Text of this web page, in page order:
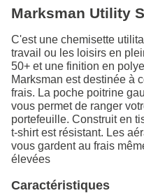
Marksman Utility
C'est une chemisette
travail ou les loisirs en
50+ et une finition en
Marksman est destinée à
frais. La poche poitrine
vous permet de ranger
portefeuille. Construit en
t-shirt est résistant. Les
vous gardent au frais
élevées
Caractéristiques